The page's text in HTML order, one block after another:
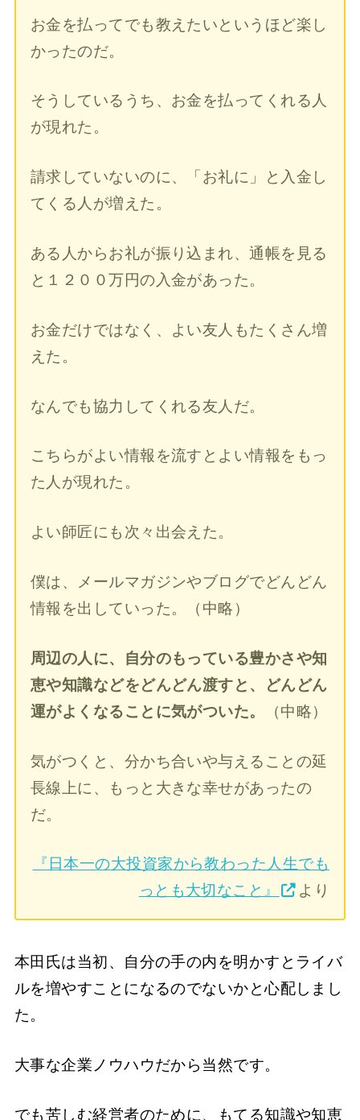
お金を払ってでも教えたいというほど楽し
かったのだ。
そうしているうち、お金を払ってくれる人
が現れた。
請求していないのに、「お礼に」と入金し
てくる人が増えた。
ある人からお礼が振り込まれ、通帳を見る
と１２００万円の入金があった。
お金だけではなく、よい友人もたくさん増
えた。
なんでも協力してくれる友人だ。
こちらがよい情報を流すとよい情報をもっ
た人が現れた。
よい師匠にも次々出会えた。
僕は、メールマガジンやブログでどんどん
情報を出していった。
（中略）
周辺の人に、自分のもっている豊かさや知
恵や知識などをどんどん渡すと、どんどん
運がよくなることに気がついた。
（中略）
気がつくと、分かち合いや与えることの延
長線上に、もっと大きな幸せがあったの
だ。
『日本一の大投資家から教わった人生でも
っとも大切なこと』
より
本田氏は当初、自分の手の内を明かすとライバ
ルを増やすことになるのでないかと心配しまし
た。
大事な企業ノウハウだから当然です。
でも苦しむ経営者のために、もてる知識や知恵